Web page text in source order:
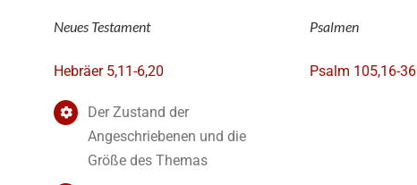
Neues Testament
Hebräer 5,11-6,20
Der Zustand der
Angeschriebenen und die
Größe des Themas
Psalmen
Psalm 105,16-36